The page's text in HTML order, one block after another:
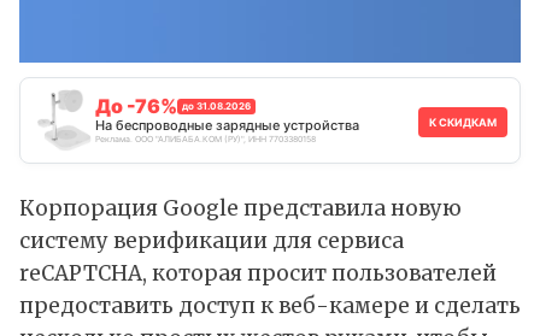
До -76% до 31.08.2026
На беспроводные зарядные устройства
Реклама. ООО "АЛИБАБА.КОМ (РУ)", ИНН 7703380158
К СКИДКАМ
Корпорация Google представилановую
систему верификации для сервиса
reCAPTCHA, которая просит пользователей
предоставить доступ к веб-камере и сделать